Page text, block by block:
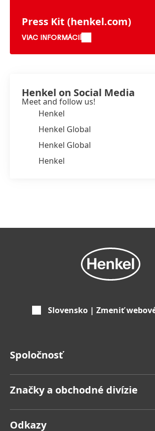
Press Kit (henkel.com)
VIAC INFORMÁCIÍ
Henkel on Social Media
Meet and follow us!
Henkel
Henkel Global
Henkel Global
Henkel
Slovensko | Zmeniť
Spoločnosť
Fakty a čísla
Značky a obchodné divízie
Odkazy